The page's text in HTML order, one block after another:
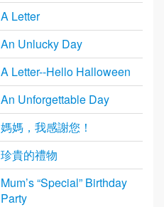
A Letter
An Unlucky Day
A Letter--Hello Halloween
An Unforgettable Day
媽媽，我感謝您！
珍貴的禮物
Mum’s “Special” Birthday
Party